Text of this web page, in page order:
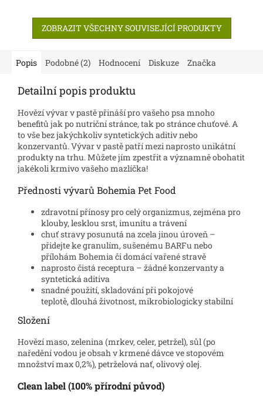
způsob zpracování je
mimořádně...
ZOBRAZIT VŠECHNY SOUVISEJÍCÍ PRODUKTY
Popis Podobné (2) Hodnocení Diskuze Značka
Detailní popis produktu
Hovězí vývar v pastě přináší pro vašeho psa mnoho
benefitů jak po nutriční stránce, tak po stránce chuťové. A
to vše bez jakýchkoliv syntetických aditiv nebo
konzervantů. Vývar v pastě patří mezi naprosto unikátní
produkty na trhu. Můžete jím zpestřit a významně obohatit
jakékoli krmivo vašeho mazlíčka!
Přednosti vývarů Bohemia Pet Food
zdravotní přínosy pro celý organizmus, zejména pro
klouby, lesklou srst, imunitu a trávení
chuť stravy posunutá na zcela jinou úroveň –
přidejte ke granulím, sušenému BARFu nebo
přílohám Bohemia či domácí vařené stravě
naprosto čistá receptura – žádné konzervanty a
syntetická aditiva
snadné použití, skladování při pokojové
teplotě, dlouhá životnost, mikrobiologicky stabilní
Složení
Hovězí maso, zelenina (mrkev, celer, petržel), sůl (po
naředění vodou je obsah v krmené dávce ve stopovém
množství max 0,2%), petrželová nať, olivový olej.
Clean label (100% přírodní původ)